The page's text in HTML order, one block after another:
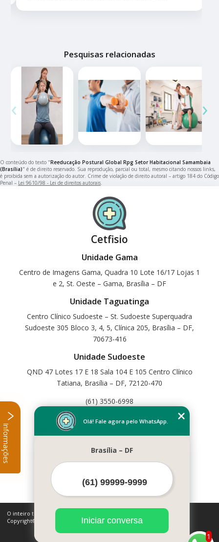
Pesquisas relacionadas
‹ ›
O conteúdo do texto "Reeducação Postural Global Rpg Setor Habitacional Samambaia
(Brasília)" é de direito reservado. Sua reprodução, parcial ou total, mesmo citando nossos links,
é proibida sem a autorização do autor. Crime de violação de direito autoral – artigo 184 do Código
Penal – Lei 9610/98 - Lei de direitos autorais.
Cetfisio
Unidade Gama
Centro de Imagens Gama, Quadra 10 Lote 16/17 Lojas 1
e 2, St. Oeste – Gama, Brasília – DF
Unidade Taguatinga
Centro Clínico Sudoeste – St. Sudoeste Superquadra
Sudoeste 305 Bloco 3, 4, 5, Clínica 205, Brasília – DF,
70673-416
Unidade Sudoeste
QND 47 Lotes 17 E 18 Sala 104 E 105 Centro Clínico
Tatiana, Brasília – DF, 72120-470
(61) 3550-6998
Home
Serviços
Contato
Mais Serviços
O inteiro teor deste site está sujeito à proteção de direitos autorais.
Copyright© Cetfisio (Lei 9610 de 19/02/1998)
1
Olá! Fale agora pelo WhatsApp.
Brasília – DF
Iniciar conversa
Informações